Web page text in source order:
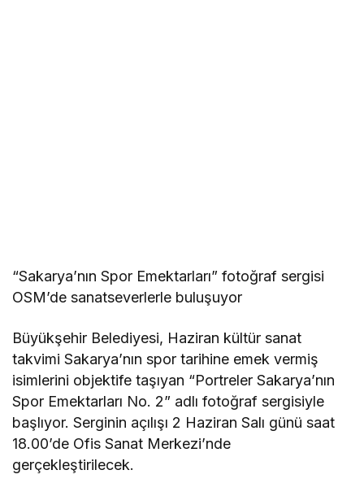
“Sakarya’nın Spor Emektarları” fotoğraf sergisi
OSM’de sanatseverlerle buluşuyor
Büyükşehir Belediyesi, Haziran kültür sanat
takvimi Sakarya’nın spor tarihine emek vermiş
isimlerini objektife taşıyan “Portreler Sakarya’nın
Spor Emektarları No. 2” adlı fotoğraf sergisiyle
başlıyor. Serginin açılışı 2 Haziran Salı günü saat
18.00’de Ofis Sanat Merkezi’nde
gerçekleştirilecek.